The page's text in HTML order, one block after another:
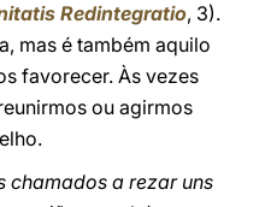
Redintegratio, 3).
mas é também aquilo
favorecer. Às vezes
ou agirmos
chamados a rezar uns